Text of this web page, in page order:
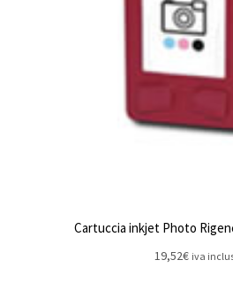
Cartuccia inkjet Photo
19,52€ iva